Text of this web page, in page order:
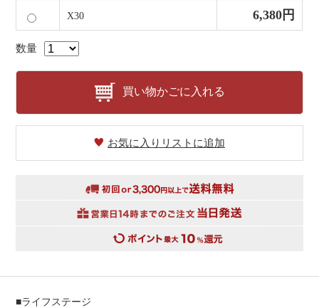
X30 6,380円
数量
買い物かごに入れる
お気に入りリストに追加
■ライフステージ